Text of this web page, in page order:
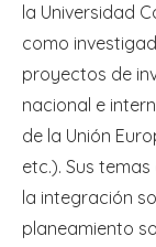
la Universidad
como
proyectos de
nacional e
de la Unión
etc.). Sus
la integración
planeamiento